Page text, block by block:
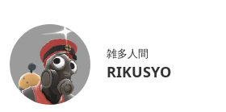
雑多人間
RIKUSYO